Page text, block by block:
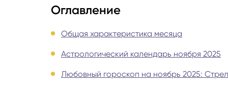
Оглавление
Общая характеристика месяца
Астрологический календарь ноября 2025
Любовный гороскоп на ноябрь 2025: